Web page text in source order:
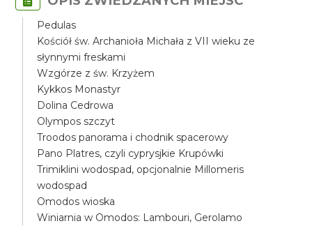
Pedulas
Kościół św. Archanioła Michała z VII wieku ze
słynnymi freskami
Wzgórze z św. Krzyżem
Kykkos Monastyr
Dolina Cedrowa
Olympos szczyt
Troodos panorama i chodnik spacerowy
Pano Platres, czyli cyprysjkie Krupówki
Trimiklini wodospad, opcjonalnie Millomeris
wodospad
Omodos wioska
Winiarnia w Omodos: Lambouri, Gerolamo